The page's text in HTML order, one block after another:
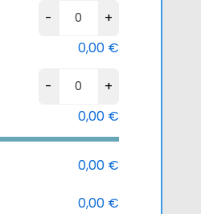
-
+
0,00 €
-
+
0,00 €
0,00 €
0,00 €